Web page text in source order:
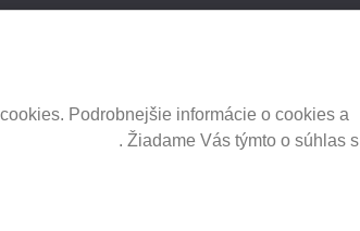
Podrobnejšie informácie o cookies a
. Žiadame Vás týmto o súhlas s